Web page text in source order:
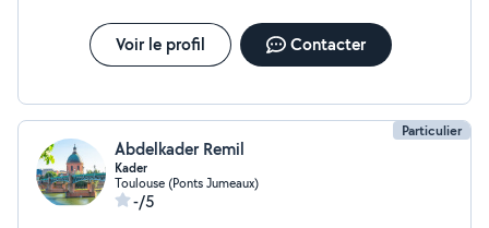
Voir le profil Contacter
Particulier
Abdelkader Remil
Kader
Toulouse (Ponts Jumeaux)
-/5